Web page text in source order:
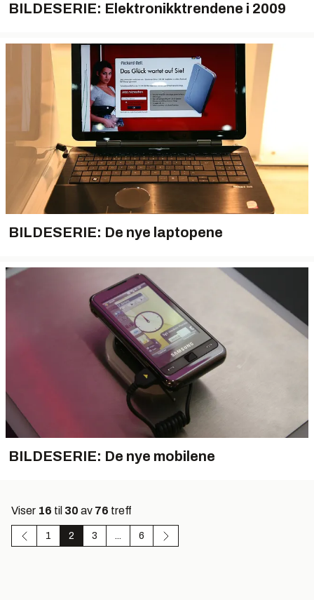
BILDESERIE: Elektronikktrendene i 2009
BILDESERIE: De nye laptopene
BILDESERIE: De nye mobilene
Viser 16 til 30 av 76 treff
1 2 3 ... 6